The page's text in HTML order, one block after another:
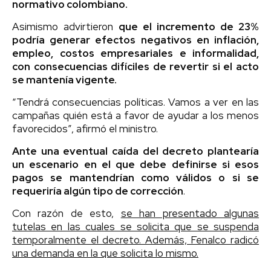
normativo colombiano.
Asimismo advirtieron que el incremento de 23%
podría generar efectos negativos en inflación,
empleo, costos empresariales e informalidad,
con consecuencias difíciles de revertir si el acto
se mantenía vigente.
“Tendrá consecuencias políticas. Vamos a ver en las
campañas quién está a favor de ayudar a los menos
favorecidos”, afirmó el ministro.
Ante una eventual caída del decreto plantearía
un escenario en el que debe definirse si esos
pagos se mantendrían como válidos o si se
requeriría algún tipo de corrección.
Con razón de esto, se han presentado algunas
tutelas en las cuales se solicita que se suspenda
temporalmente el decreto. Además, Fenalco radicó
una demanda en la que solicita lo mismo.